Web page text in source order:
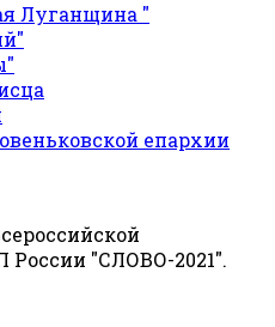
Луганщина "
епархии
России "СЛОВО-2021".